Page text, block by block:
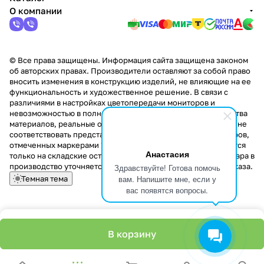
Анастасия
Здравствуйте! Готова помочь
вам. Напишите мне, если у
вас появятся вопросы.
В корзину
О компании
© Все права защищены. Информация сайта защищена законом
об авторских правах. Производители оставляют за собой право
вносить изменения в конструкцию изделий, не влияющие на ее
функциональность и художественное решение. В связи с
различиями в настройках цветопередачи мониторов и
невозможностью в полной мере передать некоторые свойства
материалов, реальные оттенки и текстуры продукции могут не
соответствовать представленным на сайте. Стоимость товаров,
отмеченных маркерами "Скидка!" и "Акция!" распространяется
только на складские остатки. Стоимость заказа данного товара в
производство уточняется у менеджера при оформлении заказа.
Темная тема